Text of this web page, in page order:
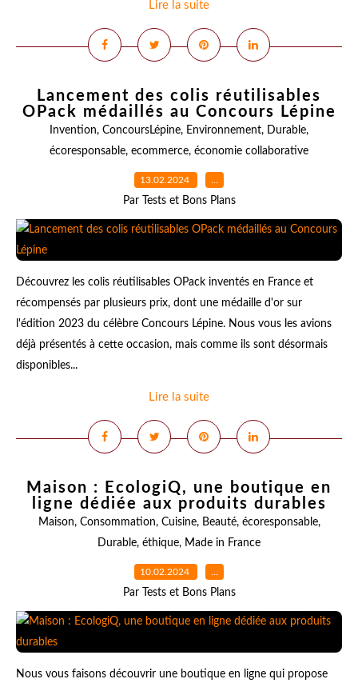
Lire la suite
Lancement des colis réutilisables
OPack médaillés au Concours Lépine
Invention, ConcoursLépine, Environnement, Durable,
écoresponsable, ecommerce, économie collaborative
13.02.2024 …
Par Tests et Bons Plans
Découvrez les colis réutilisables OPack inventés en France et
récompensés par plusieurs prix, dont une médaille d'or sur
l'édition 2023 du célèbre Concours Lépine. Nous vous les avions
déjà présentés à cette occasion, mais comme ils sont désormais
disponibles...
Lire la suite
Maison : EcologiQ, une boutique en
ligne dédiée aux produits durables
Maison, Consommation, Cuisine, Beauté, écoresponsable,
Durable, éthique, Made in France
10.02.2024 …
Par Tests et Bons Plans
Nous vous faisons découvrir une boutique en ligne qui propose